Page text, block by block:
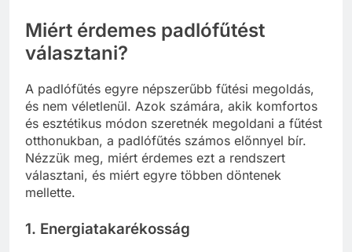
Miért érdemes padlófűtést
választani?
A padlófűtés egyre népszerűbb fűtési megoldás,
és nem véletlenül. Azok számára, akik komfortos
és esztétikus módon szeretnék megoldani a fűtést
otthonukban, a padlófűtés számos előnnyel bír.
Nézzük meg, miért érdemes ezt a rendszert
választani, és miért egyre többen döntenek
mellette.
1. Energiatakarékosság